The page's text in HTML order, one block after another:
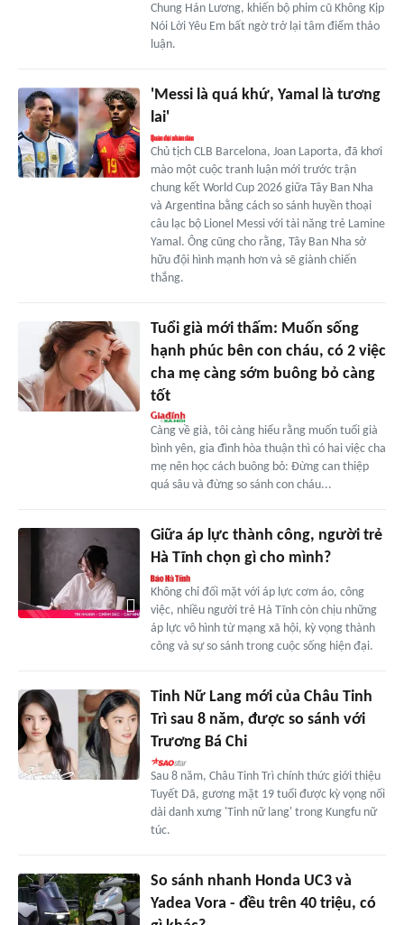
Chung Hán Lương, khiến bộ phim cũ Không Kịp
Nói Lời Yêu Em bất ngờ trở lại tâm điểm thảo
luận.
'Messi là quá khứ, Yamal là tương
lai'
Chủ tịch CLB Barcelona, Joan Laporta, đã khơi
mào một cuộc tranh luận mới trước trận
chung kết World Cup 2026 giữa Tây Ban Nha
và Argentina bằng cách so sánh huyền thoại
câu lạc bộ Lionel Messi với tài năng trẻ Lamine
Yamal. Ông cũng cho rằng, Tây Ban Nha sở
hữu đội hình mạnh hơn và sẽ giành chiến
thắng.
Tuổi già mới thấm: Muốn sống
hạnh phúc bên con cháu, có 2 việc
cha mẹ càng sớm buông bỏ càng
tốt
Càng về già, tôi càng hiểu rằng muốn tuổi già
bình yên, gia đình hòa thuận thì có hai việc cha
mẹ nên học cách buông bỏ: Đừng can thiệp
quá sâu và đừng so sánh con cháu...
Giữa áp lực thành công, người trẻ
Hà Tĩnh chọn gì cho mình?
Không chỉ đối mặt với áp lực cơm áo, công
việc, nhiều người trẻ Hà Tĩnh còn chịu những
áp lực vô hình từ mạng xã hội, kỳ vọng thành
công và sự so sánh trong cuộc sống hiện đại.
Tinh Nữ Lang mới của Châu Tinh
Trì sau 8 năm, được so sánh với
Trương Bá Chi
Sau 8 năm, Châu Tinh Trì chính thức giới thiệu
Tuyết Dã, gương mặt 19 tuổi được kỳ vọng nối
dài danh xưng 'Tinh nữ lang' trong Kungfu nữ
túc.
So sánh nhanh Honda UC3 và
Yadea Vora - đều trên 40 triệu, có